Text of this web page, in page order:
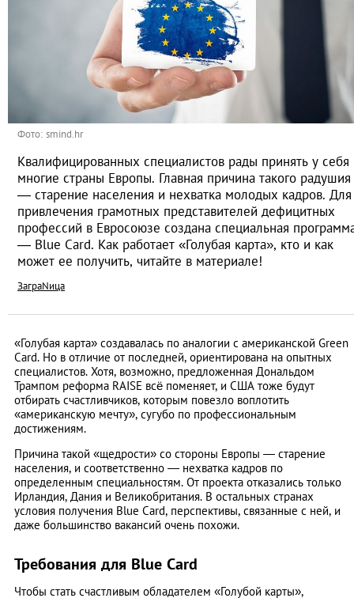
Фото: smind.hr
Квалифицированных специалистов рады принять у себя
многие страны Европы. Главная причина такого радушия
— старение населения и нехватка молодых кадров. Для
привлечения грамотных представителей дефицитных
профессий в Евросоюзе создана специальная
— Blue Card. Как работает «Голубая карта», кто и как
может ее получить, читайте в материале!
ЗаграNица
«Голубая карта» создавалась по аналогии с американской Green
Card. Но в отличие от последней, ориентирована на опытных
специалистов. Хотя, возможно, предложенная Дональдом
Трампом реформа RAISE всё поменяет, и США тоже будут
отбирать счастливчиков, которым повезло воплотить
«американскую мечту», сугубо по профессиональным
достижениям.
Причина такой «щедрости» со стороны Европы — старение
населения, и соответственно — нехватка кадров по
определенным специальностям. От проекта отказались только
Ирландия, Дания и Великобритания. В остальных странах
условия получения Blue Card, перспективы, связанные с ней, и
даже большинство вакансий очень похожи.
Требования для Blue Card
Чтобы стать счастливым обладателем «Голубой карты»,